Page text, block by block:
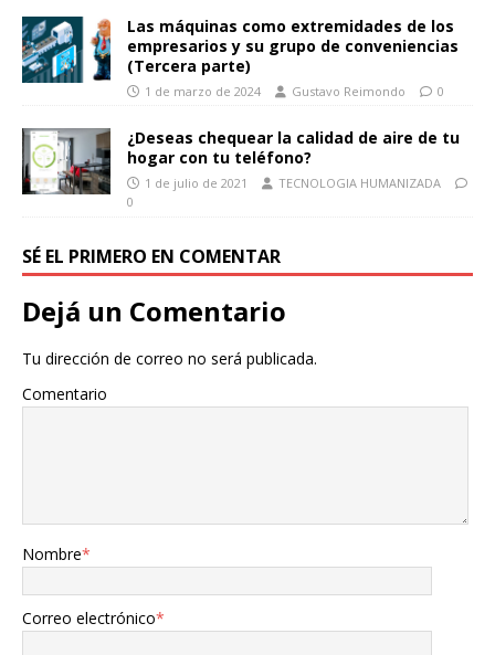
Las máquinas como extremidades de los
empresarios y su grupo de conveniencias
(Tercera parte)
1 de marzo de 2024 Gustavo Reimondo 0
¿Deseas chequear la calidad de aire de tu
hogar con tu teléfono?
1 de julio de 2021
TECNOLOGIA HUMANIZADA
0
SÉ EL PRIMERO EN COMENTAR
Dejá un Comentario
Tu dirección de correo no será publicada.
Comentario
Nombre*
Correo electrónico*